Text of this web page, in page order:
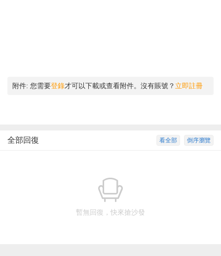
附件: 您需要登錄才可以下載或查看附件。沒有賬號？ 立即註冊
倒序瀏覽
看全部
全部回復
暫無回復，快來搶沙發